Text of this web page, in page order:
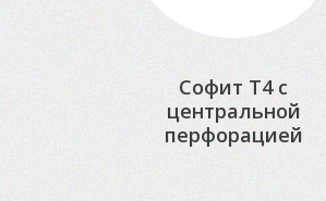
Софит Т4 с
центральной
перфорацией